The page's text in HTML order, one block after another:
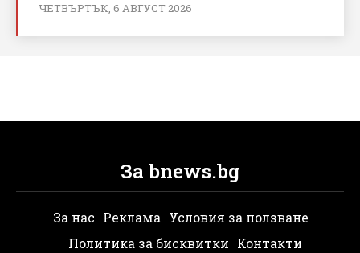
ЧЕТВЪРТЪК, 6 АВГУСТ 2026
За bnews.bg
За нас Реклама Условия за ползване
Политика за бисквитки Контакти